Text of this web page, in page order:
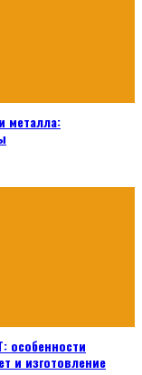
металла:
и изготовление